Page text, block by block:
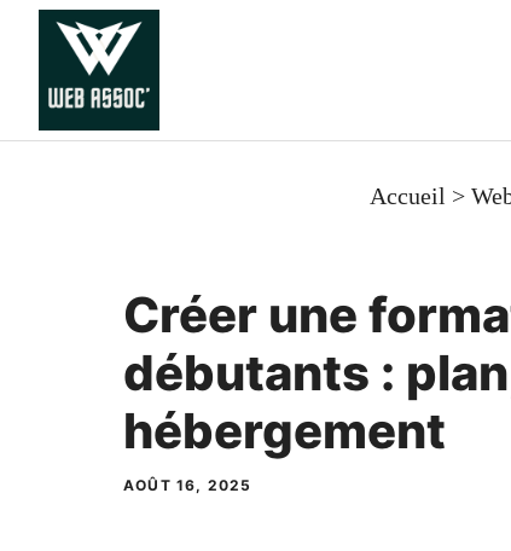
Aller
contenu
Accueil >
Créer une
débutants :
hébergement
AOÛT 16, 2025